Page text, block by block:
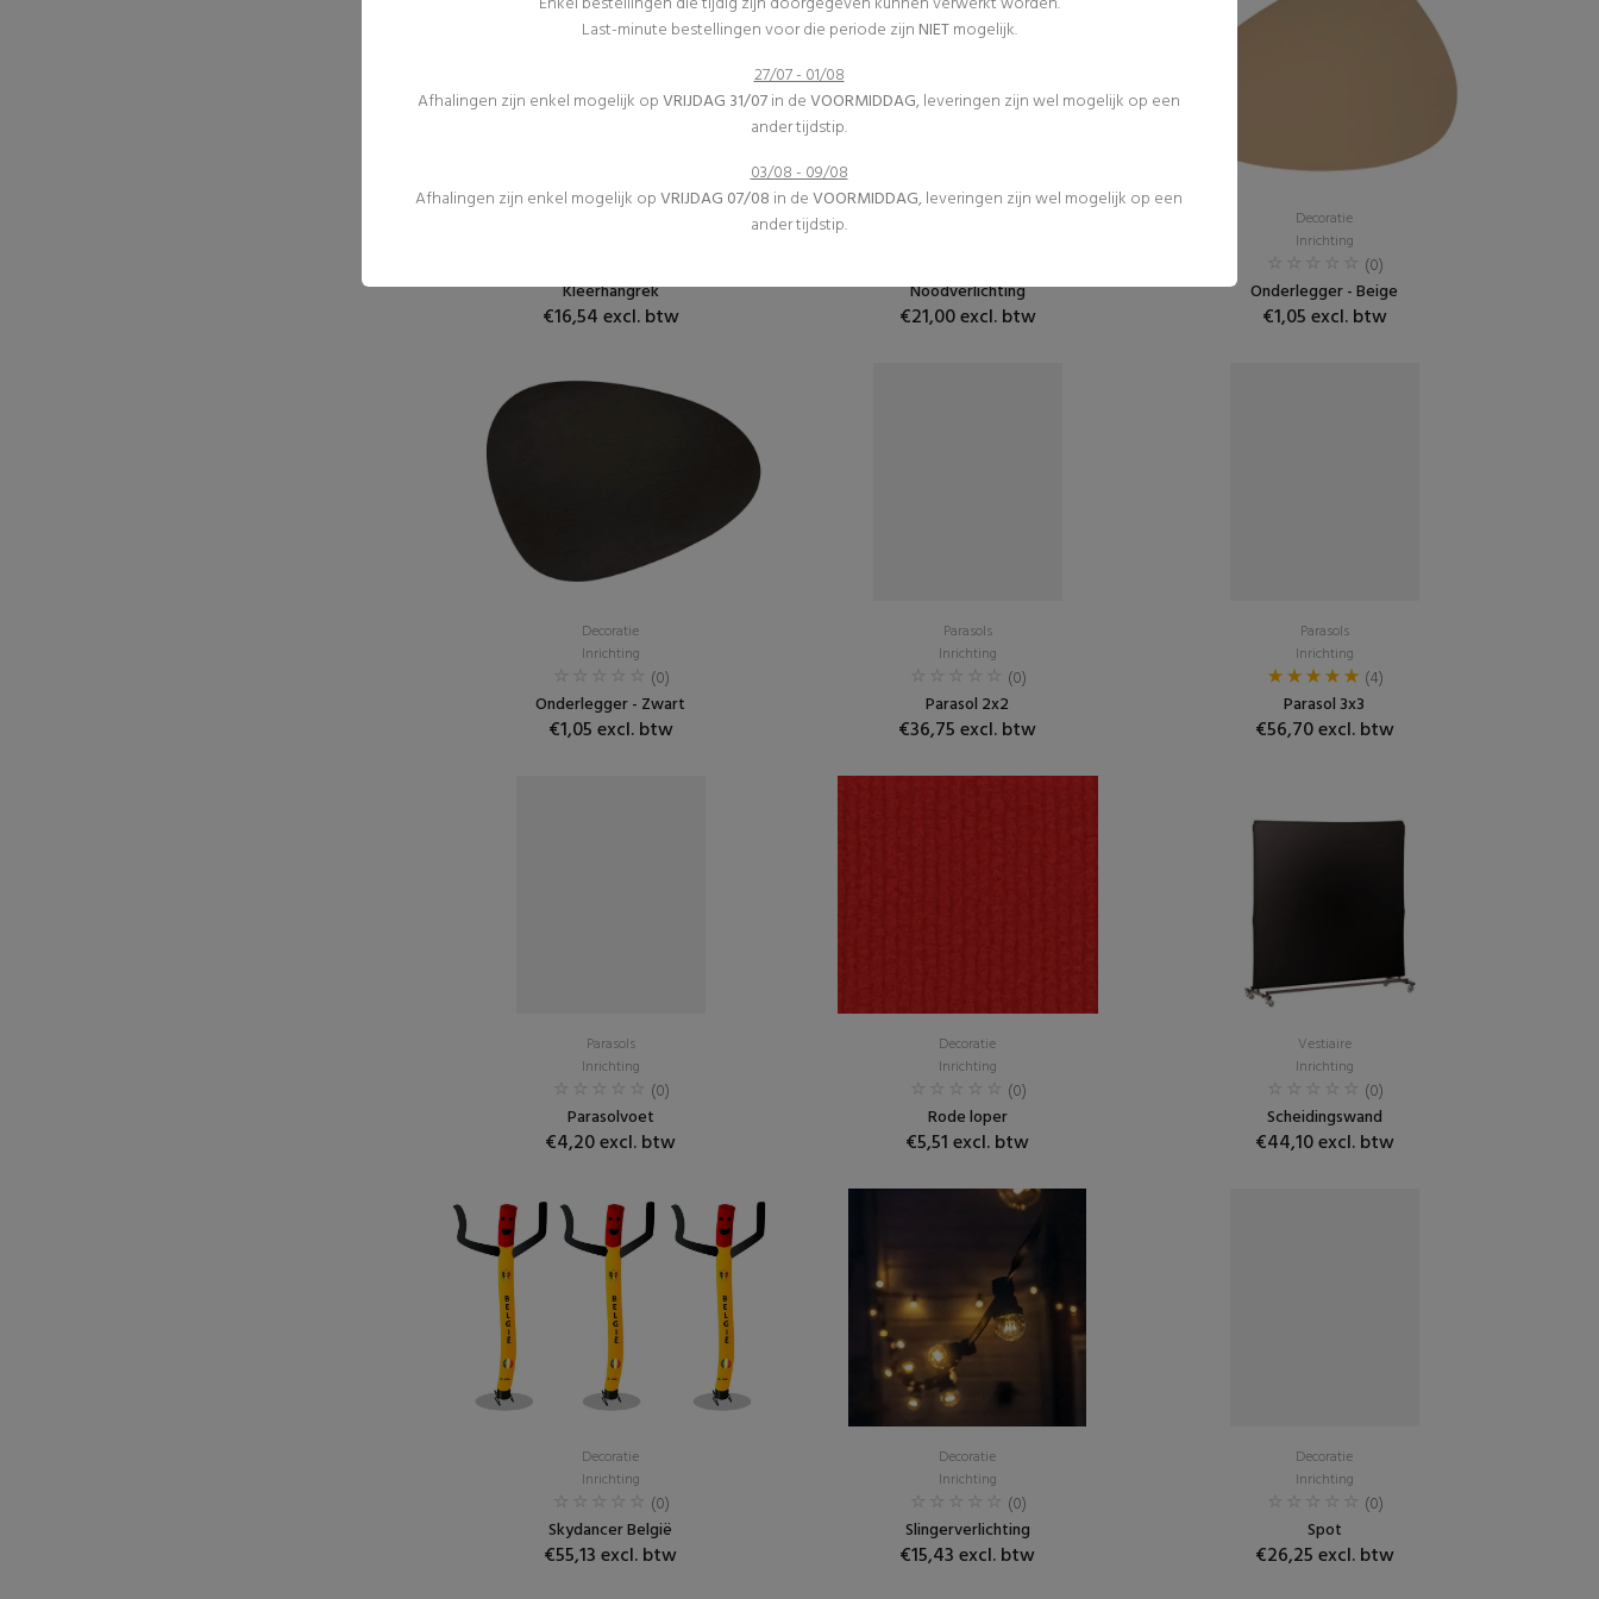
Kleerhangrek
€16,54 excl. btw
Noodverlichting
€21,00 excl. btw
Decoratie
Inrichting
(0)
Onderlegger - Beige
€1,05 excl. btw
Decoratie
Inrichting
(0)
Onderlegger - Zwart
€1,05 excl. btw
Parasols
Inrichting
(0)
Parasol 2x2
€36,75 excl. btw
Parasols
Inrichting
(4)
Parasol 3x3
€56,70 excl. btw
Parasols
Inrichting
(0)
Parasolvoet
€4,20 excl. btw
Decoratie
Inrichting
(0)
Rode loper
€5,51 excl. btw
Vestiaire
Inrichting
(0)
Scheidingswand
€44,10 excl. btw
Decoratie
Inrichting
(0)
Skydancer België
€55,13 excl. btw
Decoratie
Inrichting
(0)
Slingerverlichting
€15,43 excl. btw
Decoratie
Inrichting
(0)
Spot
€26,25 excl. btw
Last-minute bestellingen voor die periode zijn NIETmogelijk.
27/07 - 01/08
Afhalingen zijn enkel mogelijk opVRIJDAG 31/07in deVOORMIDDAG, leveringen zijn wel mogelijk op een
ander tijdstip.
03/08 - 09/08
Afhalingen zijn enkel mogelijk opVRIJDAG 07/08 in deVOORMIDDAG, leveringen zijn wel mogelijk op een
ander tijdstip.